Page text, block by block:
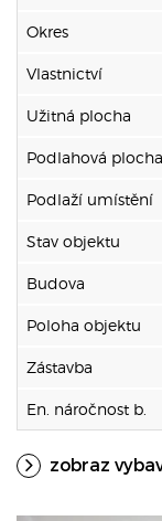
Okres
Vlastnictví
Užitná plocha
Podlahová plocha
Podlaží umístění
Stav objektu
Budova
Poloha objektu
Zástavba
En. náročnost b.
zobraz